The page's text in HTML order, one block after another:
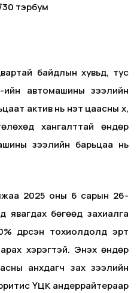
тэрбум
байдлын хувьд, тус
ийн автомашины зээлийн
актив нь үнэт цаасны хүү,
хангалттай өндөр
зээлийн барьцаа нь
2025 оны 6 сарын 26-
явагдах бөгөөд захиалга
дүүрсэн тохиолдолд эрт
хэрэгтэй. Энэхүү өндөр
анхдагч зах зээлийн
ҮЦК андеррайтераар